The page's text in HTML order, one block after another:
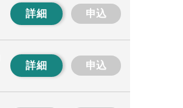
詳細 申込
詳細 申込